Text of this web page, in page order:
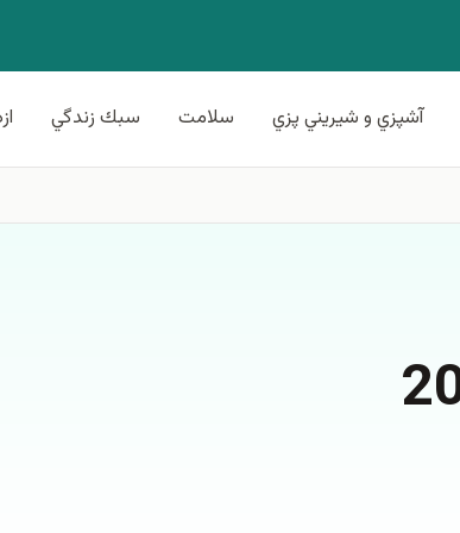
آشپزي و شيريني پزي سلامت سبك زندگي